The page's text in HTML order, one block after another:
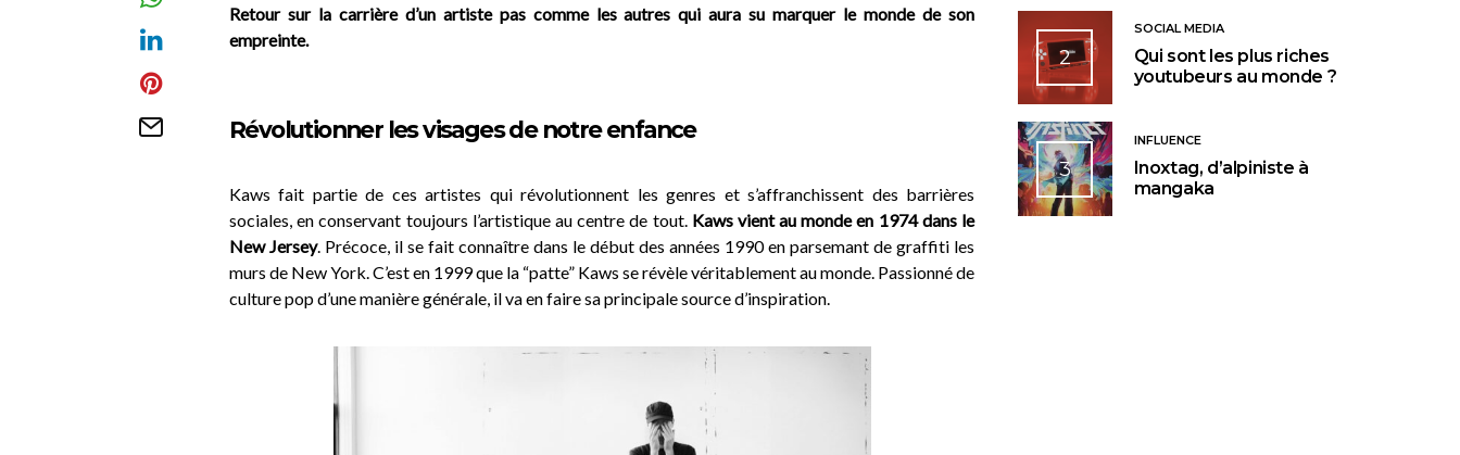
Retour sur la carrière d’un artiste pas comme les autres qui aura su marquer le monde de son
empreinte.
Révolutionner les visages de notre enfance
Kaws fait partie de ces artistes qui révolutionnent les genres et s’affranchissent des barrières
sociales, en conservant toujours l’artistique au centre de tout. Kaws vient au monde en 1974 dans le
New Jersey. Précoce, il se fait connaître dans le début des années 1990 en parsemant de graffiti les
murs de New York. C’est en 1999 que la “patte” Kaws se révèle véritablement au monde. Passionné de
culture pop d’une manière générale, il va en faire sa principale source d’inspiration.
2
SOCIAL MEDIA
Qui sont les plus riches
youtubeurs au monde ?
3
INFLUENCE
Inoxtag, d’alpiniste à
mangaka